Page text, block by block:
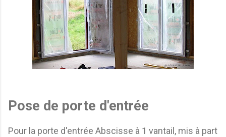
Pose de porte d'entrée
Pour la porte d'entrée Abscisse à 1 vantail, mis à part